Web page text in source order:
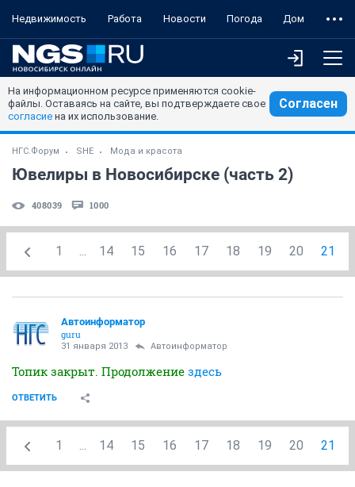
Недвижимость Работа Новости Погода Дом
На информационном ресурсе применяются cookie-
файлы. Оставаясь на сайте, вы подтверждаете свое
согласие на их использование.
Согласен
НГС.Форум SHE Мода и красота
Ювелиры в Новосибирске (часть 2)
408039 1000
1 ... 14 15 16 17 18 19 20 21
Автоинформатор
guru
31 января 2013 Автоинформатор
Топик закрыт. Продолжение здесь
ОТВЕТИТЬ
1 ... 14 15 16 17 18 19 20 21